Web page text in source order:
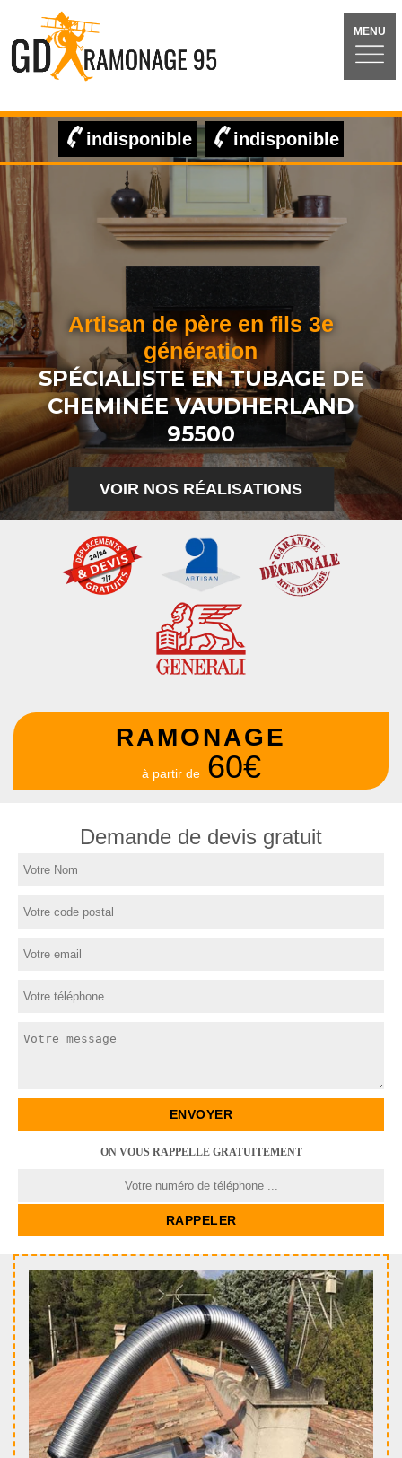
MENU
indisponible indisponible
Artisan de père en fils 3e
génération
SPÉCIALISTE EN TUBAGE DE
CHEMINÉE VAUDHERLAND
95500
VOIR NOS RÉALISATIONS
RAMONAGE
à partir de 60€
Demande de devis gratuit
ON VOUS RAPPELLE GRATUITEMENT